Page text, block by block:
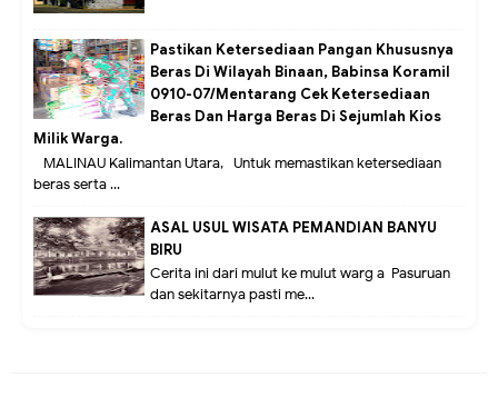
Pastikan Ketersediaan Pangan Khususnya
Beras Di Wilayah Binaan, Babinsa Koramil
0910-07/Mentarang Cek Ketersediaan
Beras Dan Harga Beras Di Sejumlah Kios
Milik Warga.
MALINAU Kalimantan Utara,- Untuk memastikan ketersediaan
beras serta ...
ASAL USUL WISATA PEMANDIAN BANYU
BIRU
Cerita ini dari mulut ke mulut warg a Pasuruan
dan sekitarnya pasti me...